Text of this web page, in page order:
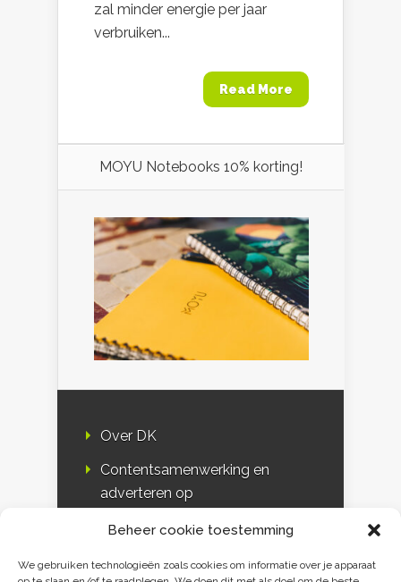
Beheer cookie toestemming
We gebruiken technologieën zoals cookies om informatie over je apparaat
zal minder energie per jaar
verbruiken...
Read More
MOYU Notebooks 10% korting!
Over DK
Contentsamenwerking en
adverteren op